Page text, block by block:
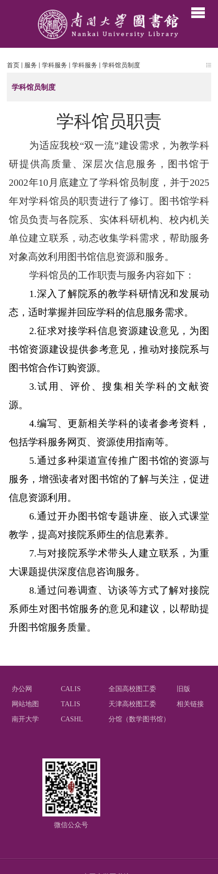
首页 服务 学科服务 学科服务 学科馆员制度
学科馆员制度
学科馆员职责
为适应我校“双一流”建设需求，为教学科
研提供高质量、深层次信息服务，图书馆于
2002年10 月底建立了学科馆员制度，并于2025
年对学科馆员的职责进行了修订。图书馆学科
馆员负责与各院系、实体科研机构、校内机关
单位建立联系，动态收集学科需求，帮助服务
对象高效利用图书馆信息资源和服务。
学科馆员的工作职责与服务内容如下：
1.深入了解院系的教学科研情况和发展动
态，适时掌握并回应学科的信息服务需求。
2.征求对接学科信息资源建设意见，为图
书馆资源建设提供参考意见，推动对接院系与
图书馆合作订购资源。
3.试用、评价、搜集相关学科的文献资
源。
4.编写、更新相关学科的读者参考资料，
包括学科服务网页、资源使用指南等。
5.通过多种渠道宣传推广图书馆的资源与
服务，增强读者对图书馆的了解与关注，促进
信息资源利用。
6.通过开办图书馆专题讲座、嵌入式课堂
教学，提高对接院系师生的信息素养。
7.与对接院系学术带头人建立联系，为重
大课题提供深度信息咨询服务。
8.通过问卷调查、访谈等方式了解对接院
系师生对图书馆服务的意见和建议，以帮助提
升图书馆服务质量。
办公网 CALIS 全国高校图工委 旧版
网站地图 TALIS 天津高校图工委 相关链接
南开大学 CASHL 分馆（数学图书馆）
微信公众号